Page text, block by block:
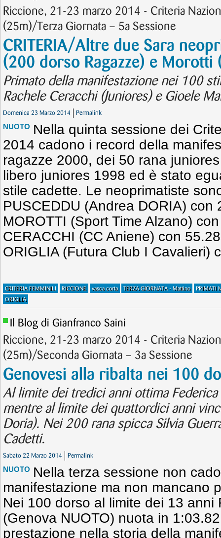
Riccione, 21-23 marzo 2014 - Criteria
(25m)/Terza Giornata – 5a Sessione
CRITERIA/Altre due Sara
(200 dorso Ragazze) e Morotti
Primato della manifestazione nei 100
Rachele Ceracchi (Juniores) e Gioele
Domenica 23 Marzo 2014 Permalink
NUOTO Nella quinta sessione dei
2014 cadono i record della
ragazze 2000, dei 50 rana
libero juniores 1998 ed è stato
stile cadette. Le neoprimatiste
PUSCEDDU (Andrea DORIA) con
MOROTTI (Sport Time Alzano)
CERACCHI (CC Aniene) con
ORIGLIA (Futura Club I Cavalieri)
CRITERIA FEMMINILI RICCIONE vasca corta TERZA GIORNATA - Mattino
PRIMATI
ORIGLIA
Il Blog di Gianfranco Saini
Riccione, 21-23 marzo 2014 - Criteria
(25m)/Seconda Giornata – 3a Sessione
Genovesi alla ribalta nei 100
Al limite dei tredici anni ottima
mentre al limite dei quattordici anni
Doria). Nei 200 rana spicca Silvia
Cadetti.
Sabato 22 Marzo 2014 Permalink
NUOTO Nella terza sessione non
manifestazione ma non mancano
Nei 100 dorso al limite dei 13 anni
(Genova NUOTO) nuota in
prestazione nella storia della